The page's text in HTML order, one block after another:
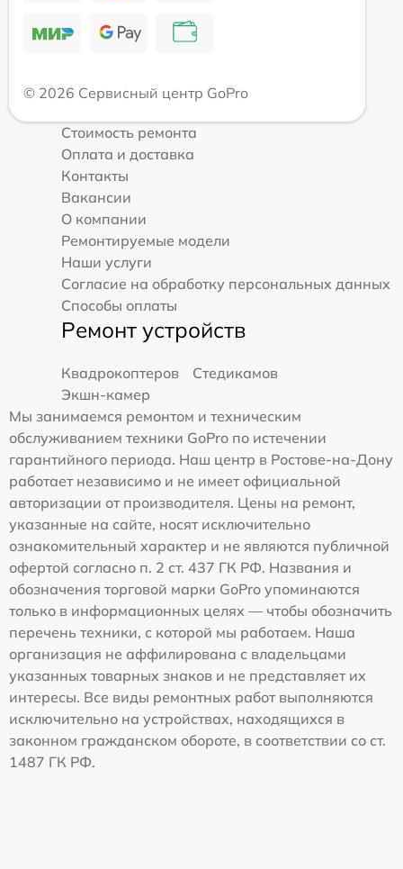
© 2026 Сервисный центр GoPro
Стоимость ремонта
Оплата и доставка
Контакты
Вакансии
О компании
Ремонтируемые модели
Наши услуги
Согласие на обработку персональных данных
Способы оплаты
Ремонт устройств
Квадрокоптеров
Стедикамов
Экшн-камер
Мы занимаемся ремонтом и техническим
обслуживанием техники GoPro по истечении
гарантийного периода. Наш центр в Ростове-на-Дону
работает независимо и не имеет официальной
авторизации от производителя. Цены на ремонт,
указанные на сайте, носят исключительно
ознакомительный характер и не являются публичной
офертой согласно п. 2 ст. 437 ГК РФ. Названия и
обозначения торговой марки GoPro упоминаются
только в информационных целях — чтобы обозначить
перечень техники, с которой мы работаем. Наша
организация не аффилирована с владельцами
указанных товарных знаков и не представляет их
интересы. Все виды ремонтных работ выполняются
исключительно на устройствах, находящихся в
законном гражданском обороте, в соответствии со ст.
1487 ГК РФ.